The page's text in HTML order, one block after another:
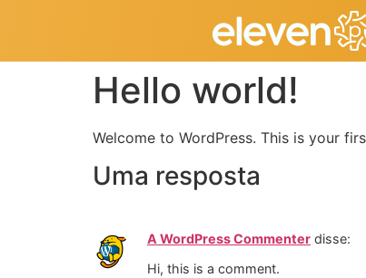
Hello world!
Welcome to WordPress. This is your
Uma resposta
A WordPress Commenter disse:
Hi, this is a comment.